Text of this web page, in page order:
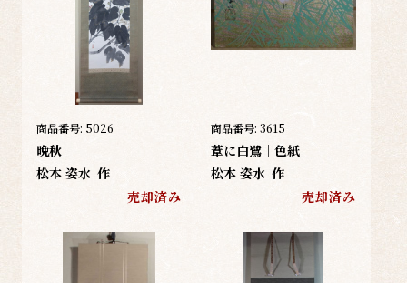
商品番号: 5026
晩秋
松本 姿水 作
売却済み
商品番号: 3615
葦に白鷺｜色紙
松本 姿水 作
売却済み